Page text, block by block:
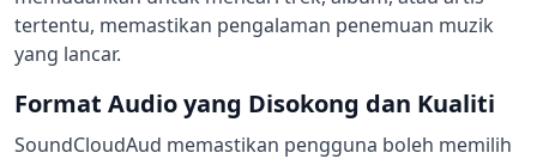
tertentu, memastikan pengalaman penemuan muzik
yang lancar.
Format Audio yang Disokong dan Kualiti
SoundCloudAud memastikan pengguna boleh memilih